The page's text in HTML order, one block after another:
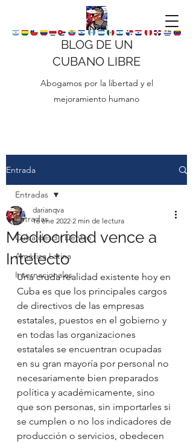
BLOG DE UN
CUBANO LIBRE
Abogamos por la libertad y el
mejoramiento humano
Entrada
Entradas
Cuba desde Dentro
América Latina
Internacionales
Entradas
Mediocridad vence a
Intelecto
darianqva
16 ene 2022 2 min de lectura
Una cruda realidad existente hoy en
Cuba es que los principales cargos
de directivos de las empresas
estatales, puestos en el gobierno y
en todas las organizaciones
estatales se encuentran ocupadas
en su gran mayoría por personal no
necesariamente bien preparados
política y académicamente, sino
que son personas, sin importarles si
se cumplen o no los indicadores de
producción o servicios, obedecen